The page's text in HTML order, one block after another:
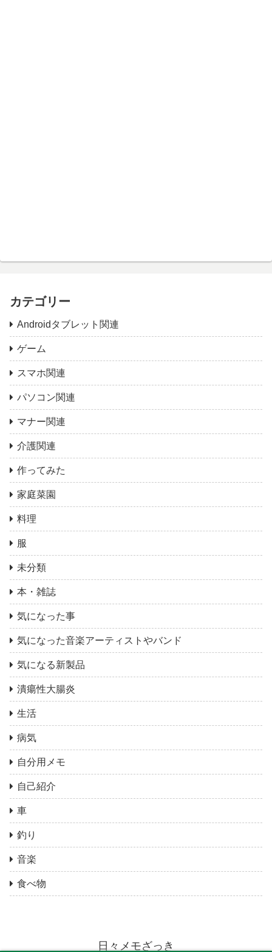
カテゴリー
Androidタブレット関連
ゲーム
スマホ関連
パソコン関連
マナー関連
介護関連
作ってみた
家庭菜園
料理
服
未分類
本・雑誌
気になった事
気になった音楽アーティストやバンド
気になる新製品
潰瘍性大腸炎
生活
病気
自分用メモ
自己紹介
車
釣り
音楽
食べ物
日々メモざっき